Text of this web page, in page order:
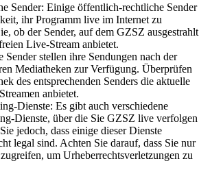
Sender: Einige öffentlich-rechtliche Sender
ihr Programm live im Internet zu
ob der Sender, auf dem GZSZ ausgestrahlt
Live-Stream anbietet.
Sender stellen ihre Sendungen nach der
Mediatheken zur Verfügung. Überprüfen
des entsprechenden Senders die aktuelle
anbietet.
Dienste: Es gibt auch verschiedene
Dienste, über die Sie GZSZ live verfolgen
jedoch, dass einige dieser Dienste
legal sind. Achten Sie darauf, dass Sie nur
um Urheberrechtsverletzungen zu